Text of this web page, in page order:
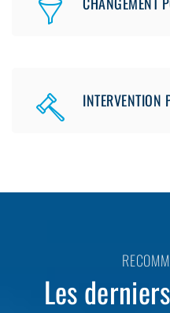
INTERVENTION
Les